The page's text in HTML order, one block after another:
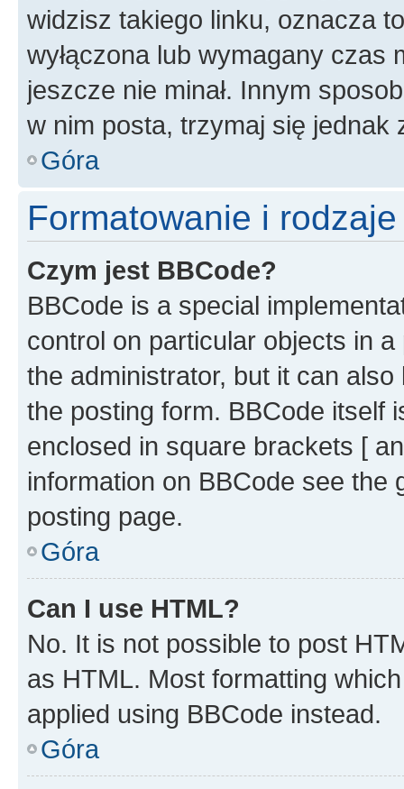
widzisz takiego linku, oznacza
wyłączona lub wymagany czas
jeszcze nie minał. Innym
w nim posta, trzymaj się jednak
Góra
Formatowanie i
Czym jest BBCode?
BBCode is a special
control on particular objects in
the administrator, but it can
the posting form. BBCode itself
enclosed in square brackets [
information on BBCode see
posting page.
Góra
Can I use HTML?
No. It is not possible to post
as HTML. Most formatting
applied using BBCode instead.
Góra